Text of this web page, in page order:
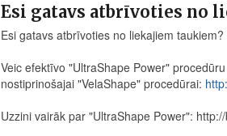
Esi gatavs atbrīvoties no
Esi gatavs atbrīvoties no liekajiem
Veic efektīvo "UltraShape Power"
nostiprinošajai "VelaShape" procedūrai:
Uzzini vairāk par "UltraShape Power":